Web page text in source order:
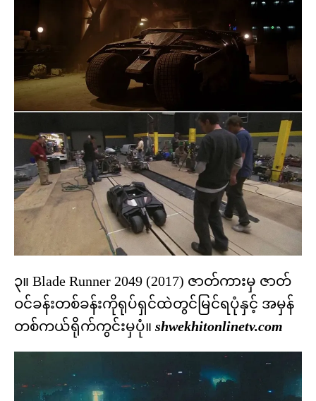
၃။ Blade Runner 2049 (2017) ဇာတ်ကားမှ ဇာတ်
ဝင်ခန်းတစ်ခန်းကိုရုပ်ရှင်ထဲတွင်မြင်ရပုံနှင့် အမှန်
တစ်ကယ်ရိုက်ကွင်းမှပုံ။ shwekhitonlinetv.com